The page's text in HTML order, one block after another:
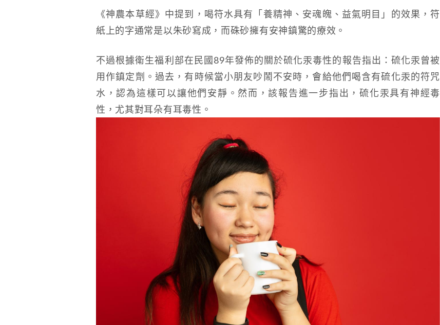
《神農本草經》中提到，喝符水具有「養精神、安魂魄、益氣明目」的效果，符
紙上的字通常是以朱砂寫成，而硃砂擁有安神鎮驚的療效。
不過根據衛生福利部在民國89年發佈的關於硫化汞毒性的報告指出：硫化汞曾被
用作鎮定劑。過去，有時候當小朋友吵鬧不安時，會給他們喝含有硫化汞的符咒
水，認為這樣可以讓他們安靜。然而，該報告進一步指出，硫化汞具有神經毒
性，尤其對耳朵有耳毒性。